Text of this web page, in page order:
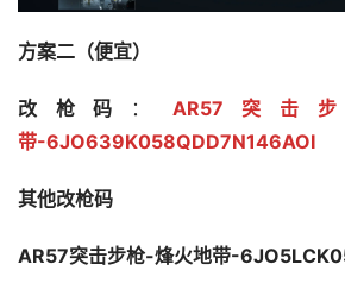
方案二（便宜）
改枪码 ：
AR57突击
带-6JO639K058QDD7N146AOI
其他改枪码